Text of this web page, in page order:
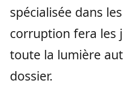
spécialisée dans
corruption fera les
toute la lumière
dossier.